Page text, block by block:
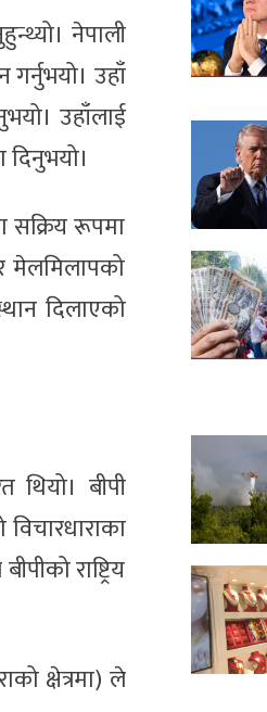
नेपाली
उहाँ
उहाँलाई
दिनुभयो।
सक्रिय रूपमा
मेलमिलापको
दिलाएको
थियो। बीपी
राष्ट्रिय
क्षेत्रमा) ले